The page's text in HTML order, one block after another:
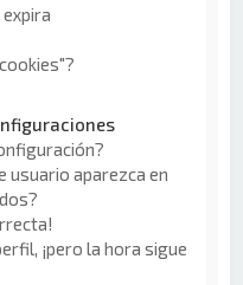
usuario aparezca en
¡pero la hora sigue